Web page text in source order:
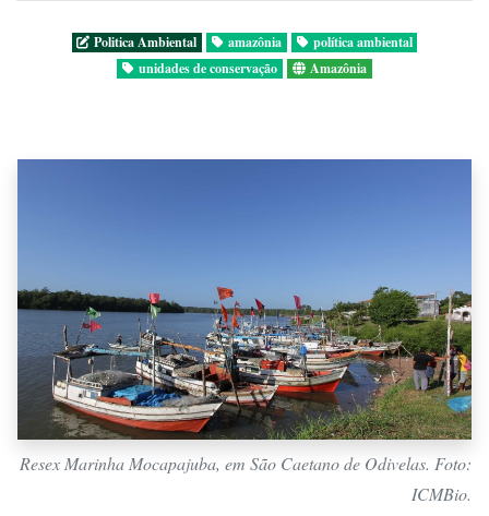
Politica Ambiental amazônia
política ambiental
unidades de conservação
Amazônia
Resex Marinha Mocapajuba, em São Caetano de Odivelas. Foto:
ICMBio.